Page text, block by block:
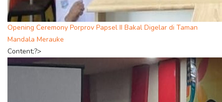
Opening Ceremony Porprov Papsel II Bakal Digelar di Taman
Mandala Merauke
Content;?>